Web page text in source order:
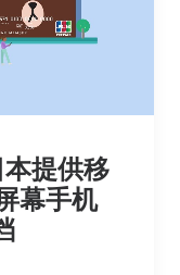
提供移
幕手机